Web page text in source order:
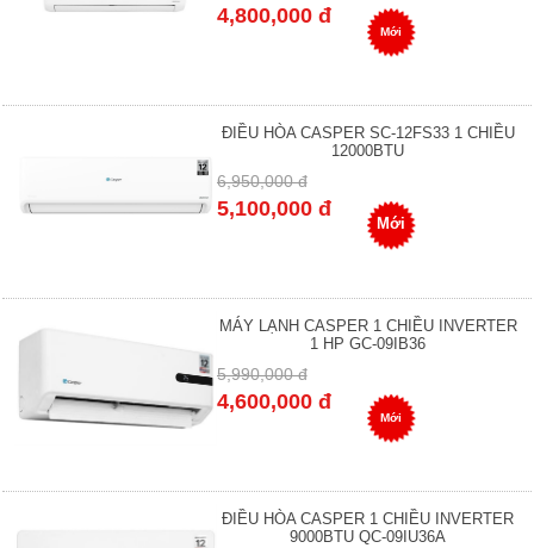
4,800,000 đ
Mới
ĐIỀU HÒA CASPER SC-12FS33 1 CHIỀU
12000BTU
6,950,000 đ
5,100,000 đ
Mới
MÁY LẠNH CASPER 1 CHIỀU INVERTER
1 HP GC-09IB36
5,990,000 đ
4,600,000 đ
Mới
ĐIỀU HÒA CASPER 1 CHIỀU INVERTER
9000BTU QC-09IU36A